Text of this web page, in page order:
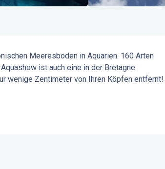
Meeresboden in Aquarien. 160 Arten
ist auch eine in der Bretagne
wenige Zentimeter von Ihren Köpfen entfernt!